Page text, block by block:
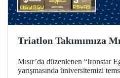
Triatlon Takımımıza
Mısır’da düzenlenen “Ironstar
yarışmasında üniversitemizi